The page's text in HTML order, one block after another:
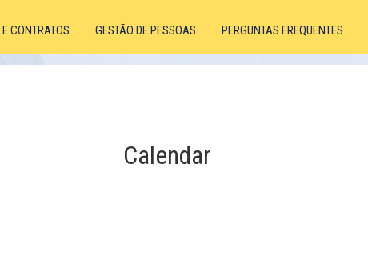
CONTRATOS GESTÃO DE PESSOAS PERGUNTAS FREQUENTES
Calendar